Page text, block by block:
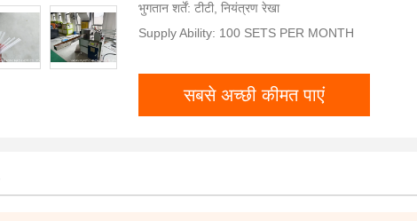
भुगतान शर्तें: टीटी, नियंत्रण रेखा
Supply Ability: 100 SETS PER MONTH
सबसे अच्छी कीमत पाएं